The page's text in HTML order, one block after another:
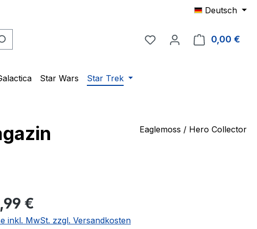
Deutsch
Du hast 0 Produkte auf
0,00 €
Star Wars Star Trek
Eaglemoss / Hero Collector
Preis:
€
inkl. MwSt. zzgl. Versandkosten